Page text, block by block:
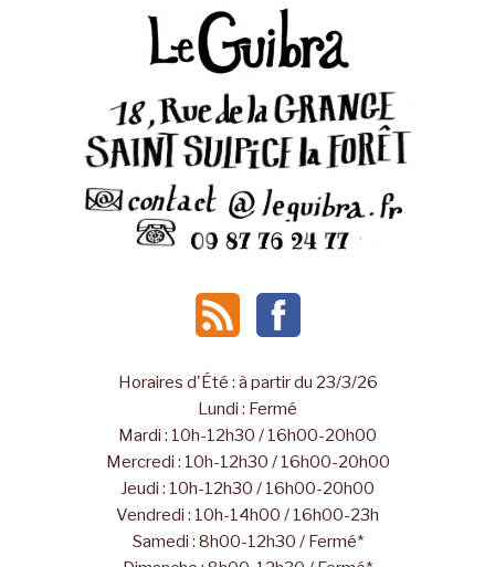
Horaires d'Été : à partir du 23/3/26
Lundi : Fermé
Mardi : 10h-12h30 / 16h00-20h00
Mercredi : 10h-12h30 / 16h00-20h00
Jeudi : 10h-12h30 / 16h00-20h00
Vendredi : 10h-14h00 / 16h00-23h
Samedi : 8h00-12h30 / Fermé*